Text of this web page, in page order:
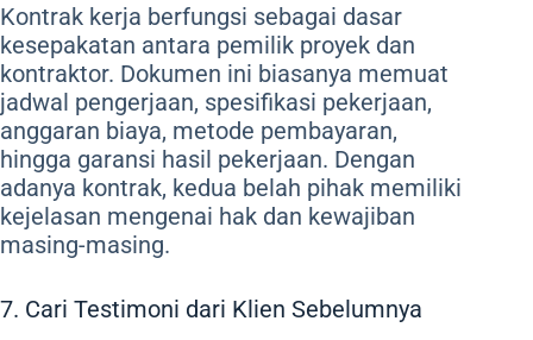
Kontrak kerja berfungsi sebagai dasar
kesepakatan antara pemilik proyek dan
kontraktor. Dokumen ini biasanya memuat
jadwal pengerjaan, spesifikasi pekerjaan,
anggaran biaya, metode pembayaran,
hingga garansi hasil pekerjaan. Dengan
adanya kontrak, kedua belah pihak memiliki
kejelasan mengenai hak dan kewajiban
masing-masing.
7. Cari Testimoni dari Klien Sebelumnya